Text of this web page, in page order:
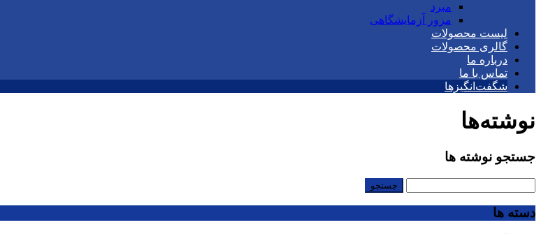
مبرد
مزور آزمایشگاهی
لیست محصولات
گالری محصولات
درباره ما
تماس با ما
شگفت‌انگیزها
نوشته‌ها
جستجو نوشته ها
دسته ها